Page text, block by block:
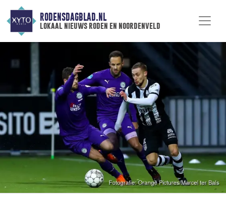
RODENSDAGBLAD.NL
lokaal nieuws roden en noordenveld